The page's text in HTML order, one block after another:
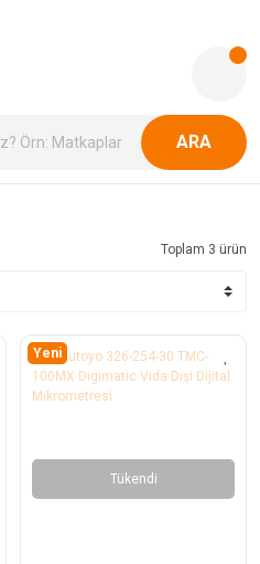
ARA
Toplam 3 ürün
Yeni
Tükendi